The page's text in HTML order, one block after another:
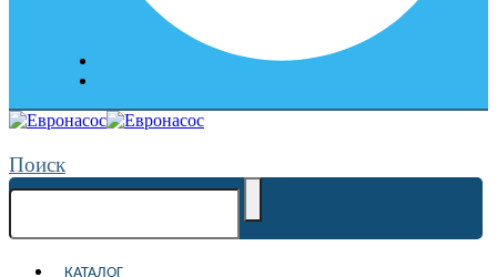
Поиск
КАТАЛОГ